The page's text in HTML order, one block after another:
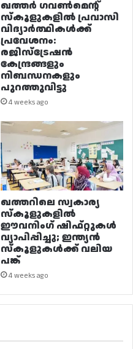
ഖത്തർ ഗവൺമെന്റ്
സ്കൂളുകളിൽ പ്രവാസി
വിദ്യാർത്ഥികൾക്ക്
പ്രവേശനം:
രജിസ്ട്രേഷൻ
കേന്ദ്രങ്ങളും
നിബന്ധനകളും
പുറത്തുവിട്ടു
4 weeks ago
ഖത്തറിലെ സ്വകാര്യ
സ്കൂളുകളിൽ
ഈവനിംഗ് ഷിഫ്റ്റുകൾ
വ്യാപിപ്പിച്ചു; ഇന്ത്യൻ
സ്കൂളുകൾക്ക് വലിയ
പങ്ക്
4 weeks ago